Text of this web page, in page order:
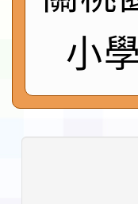
0 小
轉知
「
域)
「
會活
函轉
小